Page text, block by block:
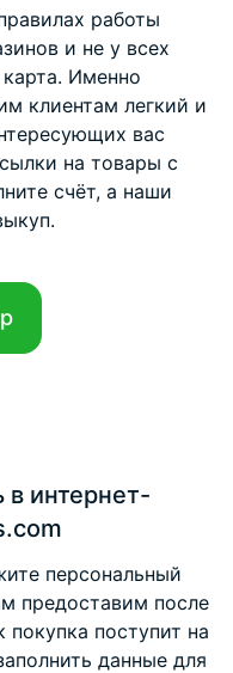
работы
и не у всех
Именно
клиентам легкий и
вас
на товары с
счёт, а наши
в интернет-
персональный
предоставим после
покупка поступит на
данные для